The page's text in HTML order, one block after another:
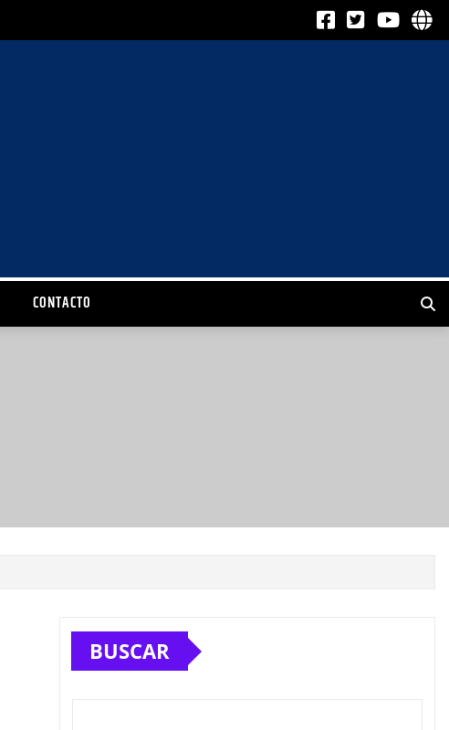
CONTACTO
BUSCAR